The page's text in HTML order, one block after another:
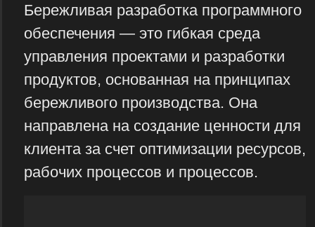
Бережливая разработка программного
обеспечения — это гибкая среда
управления проектами и разработки
продуктов, основанная на принципах
бережливого производства. Она
направлена на создание ценности для
клиента за счет оптимизации ресурсов,
рабочих процессов и процессов.